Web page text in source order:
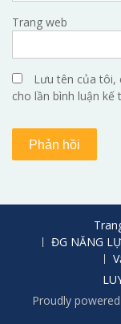
Trang web
Lưu tên của tôi,
cho lần bình luận kế
ĐG NĂNG
Proudly